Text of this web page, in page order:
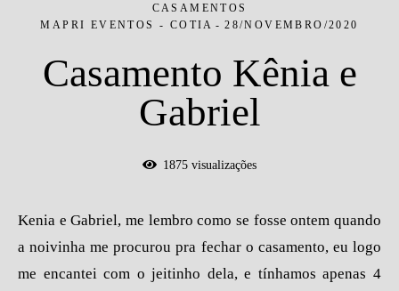
CASAMENTOS
MAPRI EVENTOS - COTIA
28/NOVEMBRO/2020
Casamento Kênia e
Gabriel
1875 visualizações
Kenia e Gabriel, me lembro como se fosse ontem quando
a noivinha me procurou pra fechar o casamento, eu logo
me encantei com o jeitinho dela, e tínhamos apenas 4